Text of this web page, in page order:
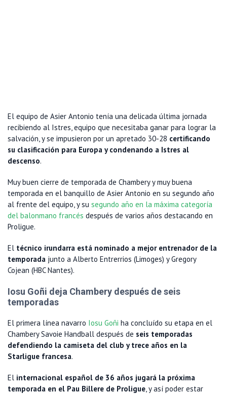
El equipo de Asier Antonio tenía una delicada última jornada
recibiendo al Istres, equipo que necesitaba ganar para lograr la
salvación, y se impusieron por un apretado 30-28 certificando
su clasificación para Europa y condenando a Istres al
descenso.
Muy buen cierre de temporada de Chambery y muy buena
temporada en el banquillo de Asier Antonio en su segundo año
al frente del equipo, y su segundo año en la máxima categoría
del balonmano francés después de varios años destacando en
Proligue.
El técnico irundarra está nominado a mejor entrenador de la
temporada junto a Alberto Entrerrios (Limoges) y Gregory
Cojean (HBC Nantes).
Iosu Goñi deja Chambery después de seis
temporadas
El primera línea navarro Iosu Goñi ha concluído su etapa en el
Chambery Savoie Handball después de seis temporadas
defendiendo la camiseta del club y trece años en la
Starligue francesa.
El internacional español de 36 años jugará la próxima
temporada en el Pau Billere de Proligue , y así poder estar